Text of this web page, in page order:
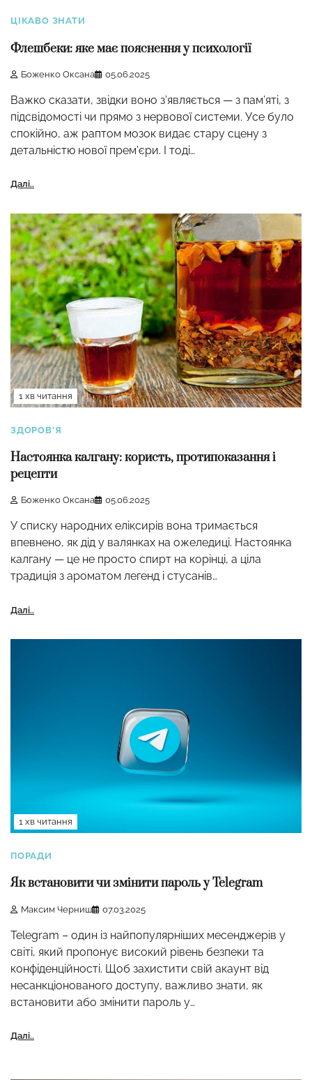
ЦІКАВО ЗНАТИ
Флешбеки: яке має пояснення у психології
Боженко Оксана 05.06.2025
Важко сказати, звідки воно з’являється — з пам’яті, з
підсвідомості чи прямо з нервової системи. Усе було
спокійно, аж раптом мозок видає стару сцену з
детальністю нової прем’єри. І тоді…
Далі..
1 хв читання
ЗДОРОВ'Я
Настоянка калгану: користь, протипоказання і
рецепти
Боженко Оксана 05.06.2025
У списку народних еліксирів вона тримається
впевнено, як дід у валянках на ожеледиці. Настоянка
калгану — це не просто спирт на корінці, а ціла
традиція з ароматом легенд і стусанів…
Далі..
1 хв читання
ПОРАДИ
Як встановити чи змінити пароль у Telegram
Максим Черниш 07.03.2025
Telegram – один із найпопулярніших месенджерів у
світі, який пропонує високий рівень безпеки та
конфіденційності. Щоб захистити свій акаунт від
несанкціонованого доступу, важливо знати, як
встановити або змінити пароль у…
Далі..